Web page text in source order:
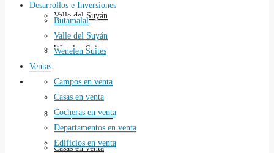
Valle del Suyán
Wenelen Suites
Ventas
Campos en venta
Casas en venta
Desarrollos e Inversiones
Butamalal
Valle del Suyán
Wenelen Suites
Ventas
Campos en venta
Casas en venta
Cocheras en venta
Departamentos en venta
Edificios en venta